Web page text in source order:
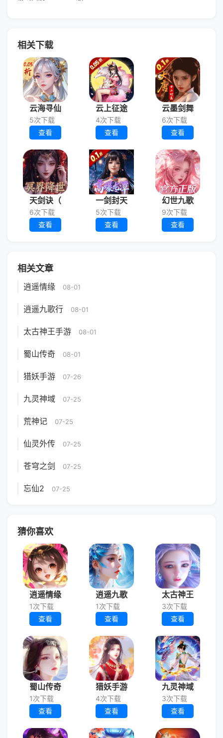
相关下载
云海寻仙
5次下载
查看
云上征途
4次下载
查看
云墨剑舞
6次下载
查看
天剑诀（
6次下载
查看
一剑封天
5次下载
查看
幻世九歌
9次下载
查看
相关文章
逍遥情缘 08-01
逍遥九歌行 08-01
太古神王手游 08-01
蜀山传奇 08-01
猎妖手游 07-26
九灵神域 07-25
荒神记 07-25
仙灵外传 07-25
苍穹之剑 07-25
忘仙2 07-25
猜你喜欢
逍遥情缘
1次下载
查看
逍遥九歌
1次下载
查看
太古神王
3次下载
查看
蜀山传奇
1次下载
查看
猎妖手游
4次下载
查看
九灵神域
3次下载
查看